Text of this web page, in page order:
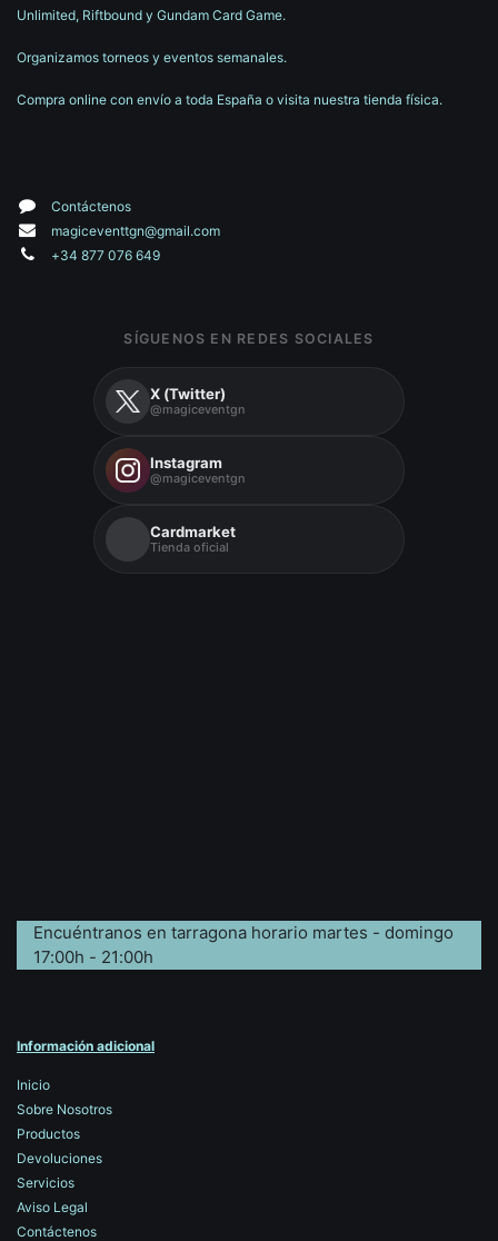
Unlimited, Riftbound y Gundam Card Game.
Organizamos torneos y eventos semanales.
Compra online con envío a toda España o visita nuestra tienda física.
Contáctenos
magiceventtgn@gmail.com
+34 877 076 649
SÍGUENOS EN REDES SOCIALES
X (Twitter)
@magiceventgn
Instagram
@magiceventgn
Cardmarket
Tienda oficial
Encuéntranos en tarragona horario martes - domingo
17:00h - 21:00h
Información adicional
Inicio
Sobre Nosotros
Productos
Devoluciones
Servicios
Aviso Legal
Contáctenos